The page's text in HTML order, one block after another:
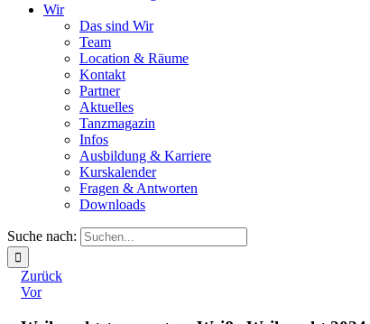
Wir
Das sind Wir
Team
Location & Räume
Kontakt
Partner
Aktuelles
Tanzmagazin
Infos
Ausbildung & Karriere
Kurskalender
Fragen & Antworten
Downloads
Suche nach:
Zurück
Vor